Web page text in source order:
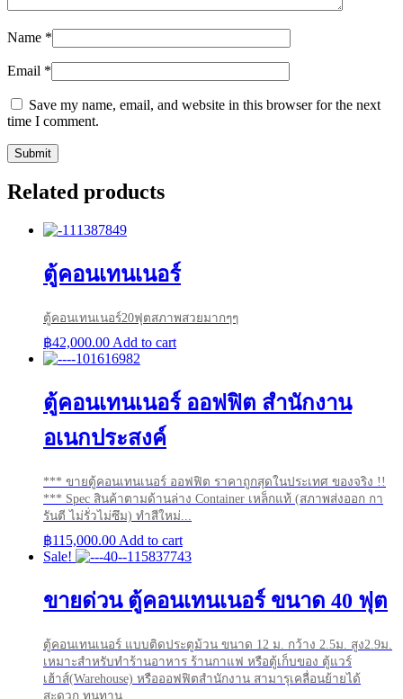
Name *
Email *
Save my name, email, and website in this browser for the next
time I comment.
Related products
ตู้คอนเทนเนอร์
ตู้คอนเทนเนอร์20ฟุตสภาพสวยมากๆๆ
฿42,000.00 Add to cart
ตู้คอนเทนเนอร์ ออฟฟิต สำนักงาน
อเนกประสงค์
*** ขายตู้คอนเทนเนอร์ ออฟฟิต ราคาถูกสุดในประเทศ ของจริง !!
*** Spec สินค้าตามด้านล่าง Container เหล็กแท้ (สภาพส่งออก กา
รันตี ไม่รั่วไม่ซึม) ทำสีใหม่...
฿115,000.00 Add to cart
Sale!
ขายด่วน ตู้คอนเทนเนอร์ ขนาด 40 ฟุต
ตู้คอนเทนเนอร์ แบบติดประตูม้วน ขนาด 12 ม. กว้าง 2.5ม. สูง2.9ม.
เหมาะสำหรับทำร้านอาหาร ร้านกาแฟ หรือตู้เก็บของ ตู้แวร์
เฮ้าส์(Warehouse) หรือออฟฟิตสำนักงาน สามารุเคลื่อนย้ายได้
สะดวก ทนทาน...